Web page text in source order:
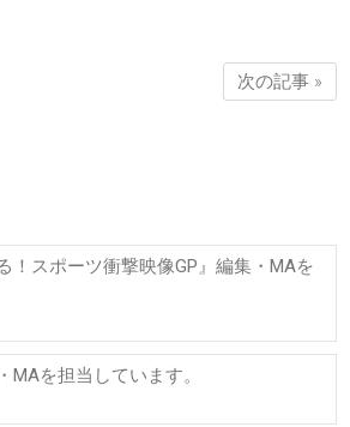
次の記事 »
！スポーツ衝撃映像GP』編集・MAを
MAを担当しています。